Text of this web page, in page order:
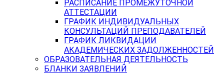
РАСПИСАНИЕ ПРОМЕЖУТОЧНОЙ
АТТЕСТАЦИИ
ГРАФИК ИНДИВИДУАЛЬНЫХ
КОНСУЛЬТАЦИЙ ПРЕПОДАВАТЕЛЕЙ
ГРАФИК ЛИКВИДАЦИИ
АКАДЕМИЧЕСКИХ ЗАДОЛЖЕННОСТЕЙ
ОБРАЗОВАТЕЛЬНАЯ ДЕЯТЕЛЬНОСТЬ
БЛАНКИ ЗАЯВЛЕНИЙ